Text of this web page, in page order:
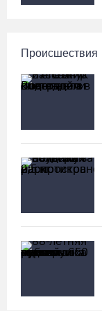
Происшествия